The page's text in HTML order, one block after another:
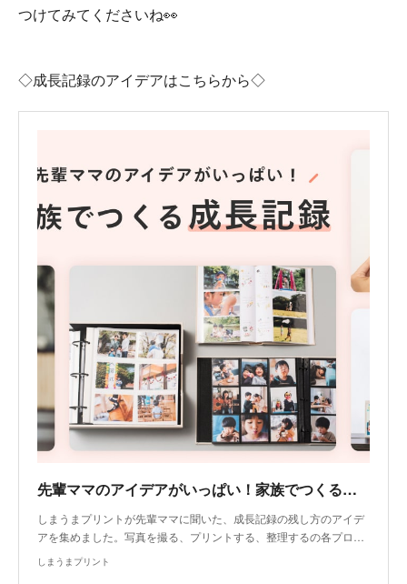
つけてみてくださいね👀
◇成長記録のアイデアはこちらから◇
先輩ママのアイデアがいっぱい！家族でつくる成長記録｜写真プリントはしまうまプリント
しまうまプリントが先輩ママに聞いた、成長記録の残し方のアイデ
アを集めました。写真を撮る、プリントする、整理するの各プロ…
しまうまプリント